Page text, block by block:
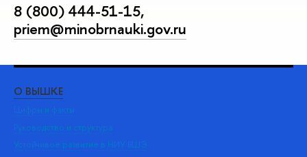
8 (800) 444-51-15,
priem@minobrnauki.gov.ru
О ВЫШКЕ
Цифры и факты
Руководство и структура
Устойчивое развитие в НИУ ВШЭ